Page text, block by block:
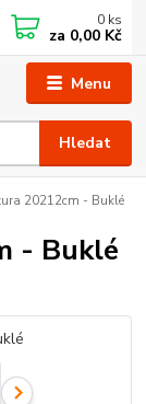
Menu
Hledat
0 ks
za 0,00 Kč
20212cm - Buklé
- Buklé